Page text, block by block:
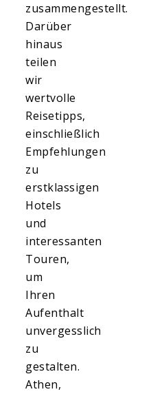
zusammengestellt.
Darüber
hinaus
teilen
wir
wertvolle
Reisetipps,
einschließlich
Empfehlungen
zu
erstklassigen
Hotels
und
interessanten
Touren,
um
Ihren
Aufenthalt
unvergesslich
zu
gestalten.
Athen,